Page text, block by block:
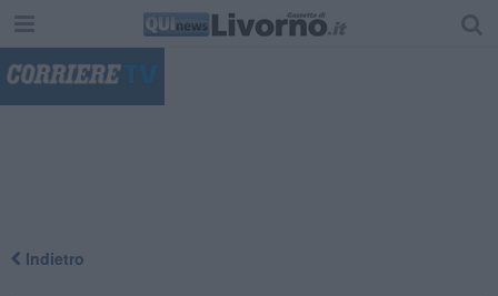
Indietro